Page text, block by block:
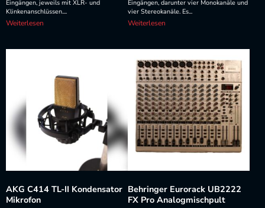
Eingängen, jeweils mit XLR- und
Klinkenanschlüssen....
Weiterlesen
Eingängen, darunter vier Monokanäle und
vier Stereokanäle. Es...
Weiterlesen
AKG C414 TL-II Kondensator
Mikrofon
Behringer Eurorack UB2222
FX Pro Analogmischpult